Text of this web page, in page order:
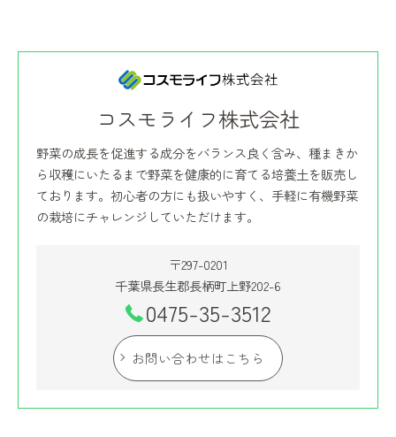
コスモライフ株式会社
野菜の成長を促進する成分をバランス良く含み、種まきか
ら収穫にいたるまで野菜を健康的に育てる培養土を販売し
ております。初心者の方にも扱いやすく、手軽に有機野菜
の栽培にチャレンジしていただけます。
〒297-0201
千葉県長生郡長柄町上野202-6
0475-35-3512
お問い合わせはこちら